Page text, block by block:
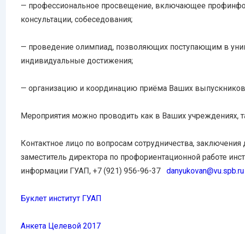
— профессиональное просвещение, включающее
консультации, собеседования;
— проведение олимпиад, позволяющих поступающим в
индивидуальные достижения;
— организацию и координацию приёма Ваших
Мероприятия можно проводить как в Ваших учреждениях,
Контактное лицо по вопросам сотрудничества,
заместитель директора по профориентационной работе
информации ГУАП, +7 (921) 956-96-37 danyukovan@vu.spb.ru
Буклет институт ГУАП
Анкета Целевой 2017